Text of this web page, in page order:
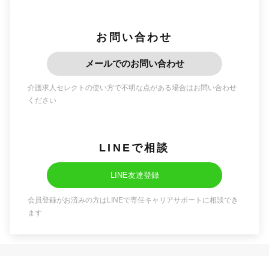
お問い合わせ
メールでのお問い合わせ
介護求人セレクトの使い方で不明な点がある場合はお問い合わせ
ください
LINEで相談
LINE友達登録
会員登録がお済みの方はLINEで専任キャリアサポートに相談でき
ます